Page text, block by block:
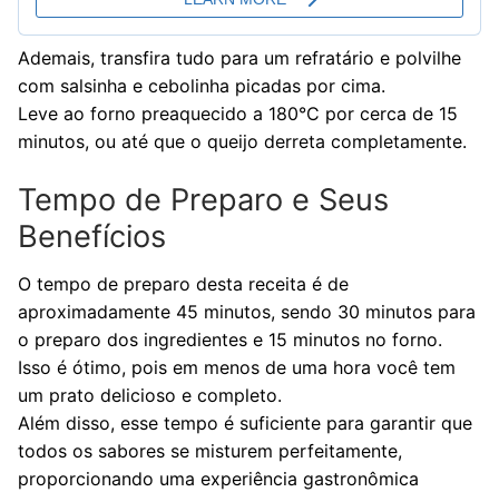
Ademais, transfira tudo para um refratário e polvilhe
com salsinha e cebolinha picadas por cima.
Leve ao forno preaquecido a 180°C por cerca de 15
minutos, ou até que o queijo derreta completamente.
Tempo de Preparo e Seus
Benefícios
O tempo de preparo desta receita é de
aproximadamente 45 minutos, sendo 30 minutos para
o preparo dos ingredientes e 15 minutos no forno.
Isso é ótimo, pois em menos de uma hora você tem
um prato delicioso e completo.
Além disso, esse tempo é suficiente para garantir que
todos os sabores se misturem perfeitamente,
proporcionando uma experiência gastronômica